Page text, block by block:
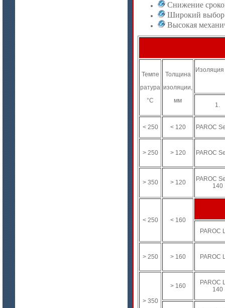
Снижение
Широкий выбор
Высокая
Темпе
ратура
°C
Толщина
изоляции,
мм
1.
< 250 < 120 PAROC
> 250 > 120 PAROC
> 350 > 120
PAROC
140
< 250
< 160
PAROC
> 250 > 160 PAROC
> 350
> 160
PAROC
140